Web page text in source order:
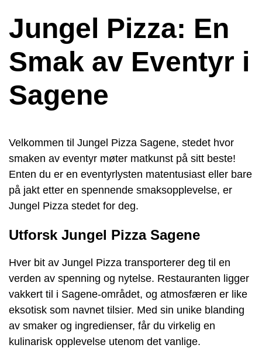
Jungel Pizza: En
Smak av Eventyr i
Sagene
Velkommen til Jungel Pizza Sagene, stedet hvor
smaken av eventyr møter matkunst på sitt beste!
Enten du er en eventyrlysten matentusiast eller bare
på jakt etter en spennende smaksopplevelse, er
Jungel Pizza stedet for deg.
Utforsk Jungel Pizza Sagene
Hver bit av Jungel Pizza transporterer deg til en
verden av spenning og nytelse. Restauranten ligger
vakkert til i Sagene-området, og atmosfæren er like
eksotisk som navnet tilsier. Med sin unike blanding
av smaker og ingredienser, får du virkelig en
kulinarisk opplevelse utenom det vanlige.